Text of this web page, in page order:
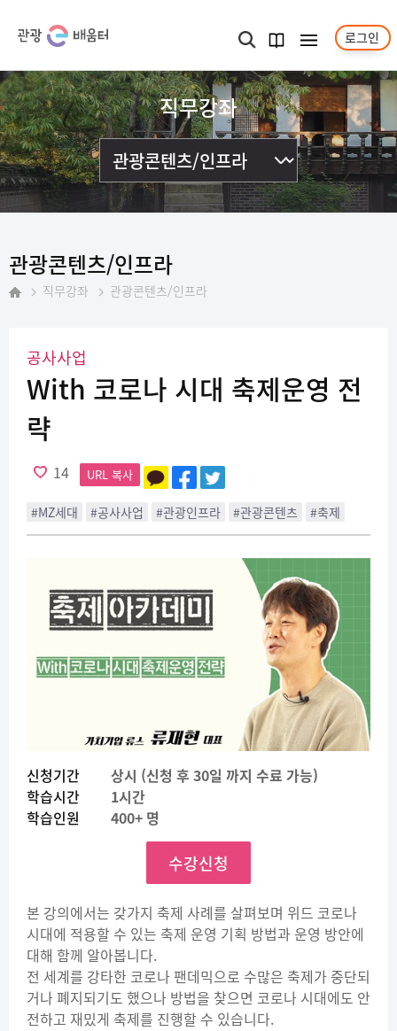
검색
과정
안내서
메뉴보기 로그인
직무강좌
관광콘텐츠/인프라
직무강좌 관광콘텐츠/인프라
공사사업
With 코로나 시대 축제운영 전
략
14 URL 복사
#MZ세대 #공사사업 #관광인프라 #관광콘텐츠 #축제
신청기간
상시 (신청 후 30일 까지 수료 가능)
학습시간
1시간
학습인원
400+ 명
수강신청
본 강의에서는 갖가지 축제 사례를 살펴보며 위드 코로나
시대에 적용할 수 있는 축제 운영 기획 방법과 운영 방안에
대해 함께 알아봅니다.
전 세계를 강타한 코로나 팬데믹으로 수많은 축제가 중단되
거나 폐지되기도 했으나 방법을 찾으면 코로나 시대에도 안
전하고 재밌게 축제를 진행할 수 있습니다.